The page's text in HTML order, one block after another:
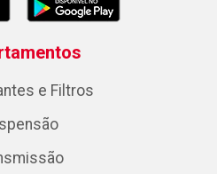
e Filtros